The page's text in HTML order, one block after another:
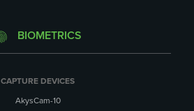
BIOMETRICS
CAPTURE DEVICES
AkysCam-10